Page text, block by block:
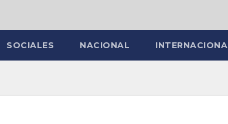
SOCIALES NACIONAL